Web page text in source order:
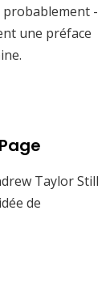
probablement -
une préface
Taylor Still
de